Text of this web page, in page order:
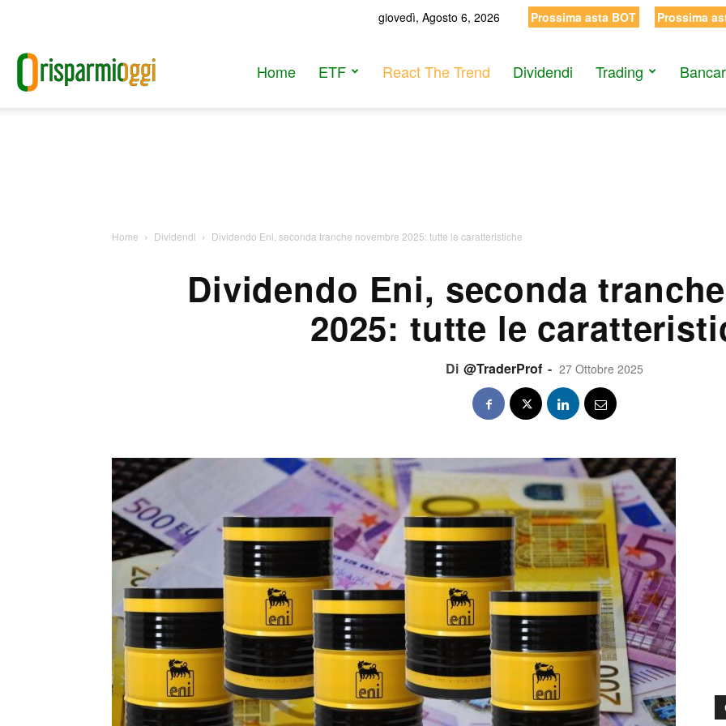
giovedì, Agosto 6, 2026 Prossima asta BOT Prossima
Home ETF React The Trend Dividendi Trading
Home Dividendi Dividendo Eni, seconda tranche novembre 2025: tutte le caratteristiche
Dividendo Eni, seconda
2025: tutte le
Di @TraderProf - 27 Ottobre 2025